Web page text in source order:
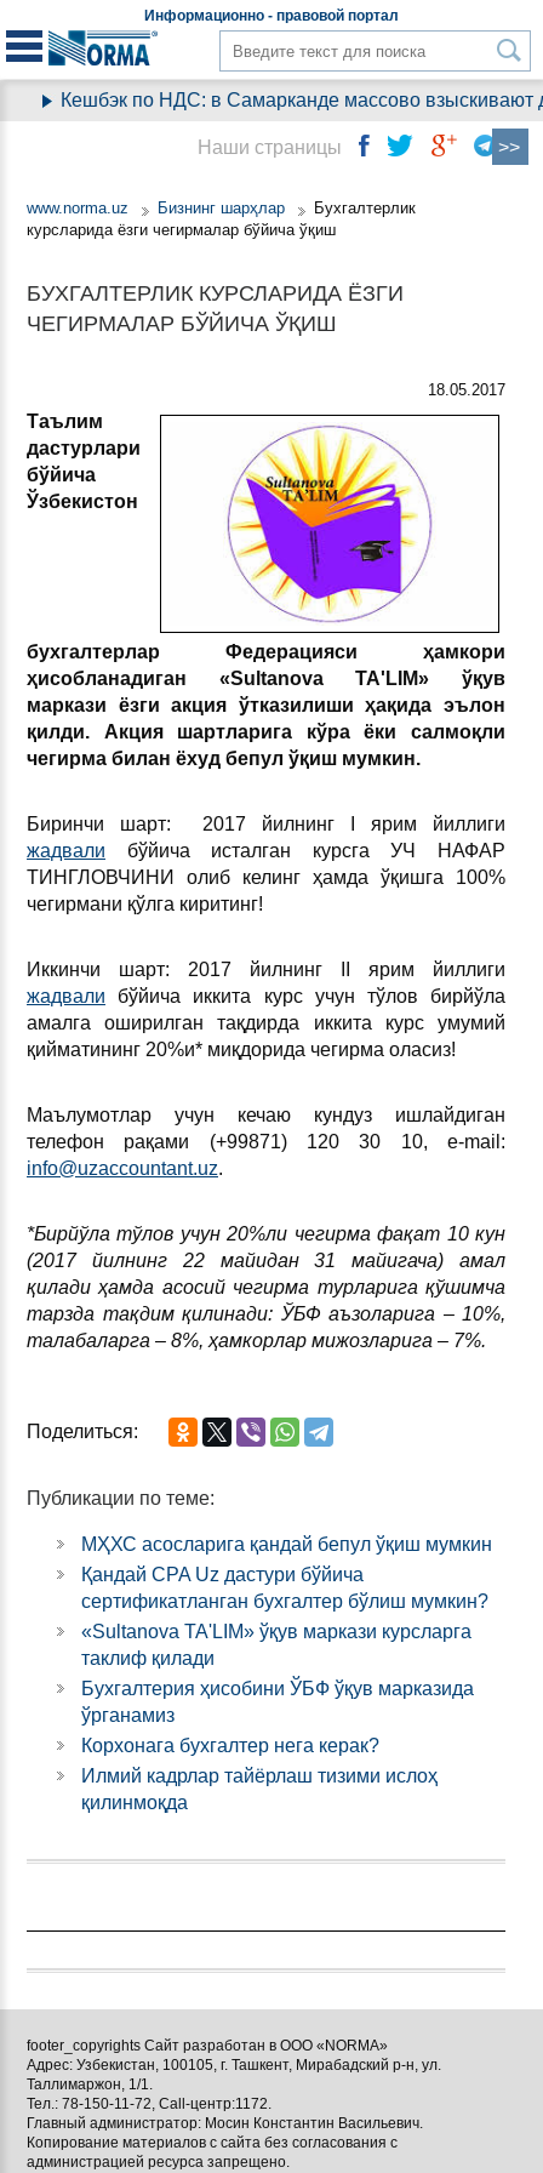
Информационно - правовой портал
Кешбэк по НДС: в Самарканде массово взыскивают
www.norma.uz Бизнинг шарҳлар
Бухгалтерлик
курсларида ёзги чегирмалар бўйича ўқиш
БУХГАЛТЕРЛИК КУРСЛАРИДА ЁЗГИ
ЧЕГИРМАЛАР БЎЙИЧА ЎҚИШ
18.05.2017
Таълим
дастурлари
бўйича
Ўзбекистон
бухгалтерлар Федерацияси ҳамкори
ҳисобланадиган «Sultanova TA'LIM» ўқув
маркази ёзги акция ўтказилиши ҳақида эълон
қилди. Акция шартларига кўра ёки салмоқли
чегирма билан ёхуд бепул ўқиш мумкин.
Биринчи шарт:
2017 йилнинг I ярим йиллиги
жадвали бўйича исталган курсга УЧ НАФАР
ТИНГЛОВЧИНИ олиб келинг ҳамда ўқишга 100%
чегирмани қўлга киритинг!
Иккинчи шарт: 2017 йилнинг II ярим йиллиги
жадвали бўйича иккита курс учун тўлов бирйўла
амалга оширилган тақдирда иккита курс умумий
қийматининг 20%и* миқдорида чегирма оласиз!
Маълумотлар учун кечаю кундуз ишлайдиган
телефон рақами (+99871) 120 30 10, е-mail:
info@uzaccountant.uz.
*Бирйўла тўлов учун 20%ли чегирма фақат 10 кун
(2017 йилнинг 22 майидан 31 майигача) амал
қилади ҳамда асосий чегирма турларига қўшимча
тарзда тақдим қилинади: ЎБФ аъзоларига – 10%,
талабаларга – 8%, ҳамкорлар мижозларига – 7%.
Поделиться:
Публикации по теме:
МҲХС асосларига қандай бепул ўқиш мумкин
Қандай CPA Uz дастури бўйича
сертификатланган бухгалтер бўлиш мумкин?
«Sultanova TA'LIM» ўқув маркази курсларга
таклиф қилади
Бухгалтерия ҳисобини ЎБФ ўқув марказида
ўрганамиз
Корхонага бухгалтер нега керак?
Илмий кадрлар тайёрлаш тизими ислоҳ
қилинмоқда
Наши страницы
footer_copyrights Сайт разработан в ООО «NORMA»
Адрес: Узбекистан, 100105, г. Ташкент, Мирабадский р-н, ул.
Таллимаржон, 1/1.
Тел.: 78-150-11-72, Call-центр:1172.
Главный администратор: Мосин Константин Васильевич.
Копирование материалов с сайта без согласования с
администрацией ресурса запрещено.